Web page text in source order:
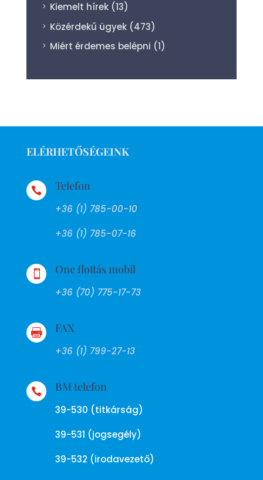
Kiemelt hírek (13)
Közérdekű ügyek (473)
Miért érdemes belépni (1)
ELÉRHETŐSÉGEINK
 Telefon
+36 (1) 785-00-10
+36 (1) 785-07-16
 One flottás mobil
+36 (70) 775-17-73
 FAX
+36 (1) 799-27-13
 BM telefon
39-530 (titkárság)
39-531 (jogsegély)
39-532 (irodavezető)